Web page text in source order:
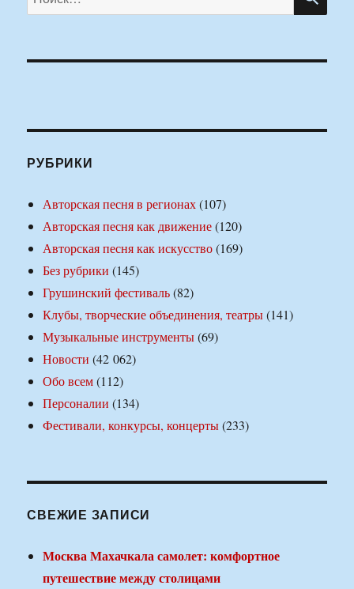
РУБРИКИ
Авторская песня в регионах(107)
Авторская песня как движение(120)
Авторская песня как искусство(169)
Без рубрики (145)
Грушинский фестиваль(82)
Клубы, творческие объединения, театры(141)
Музыкальные инструменты(69)
Новости (42 062)
Обо всем(112)
Персоналии (134)
Фестивали, конкурсы, концерты(233)
СВЕЖИЕ ЗАПИСИ
Москва Махачкала самолет: комфортное
путешествие между столицами